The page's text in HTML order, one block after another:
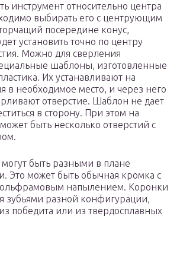
инструмент относительно центра
выбирать его с центрующим
посередине конус,
установить точно по центру
Можно для сверления
шаблоны, изготовленные
Их устанавливают на
в необходимое место, и через него
отверстие. Шаблон не дает
в сторону. При этом на
быть несколько отверстий с
могут быть разными в плане
Это может быть обычная кромка с
напылением. Коронки
зубьями разной конфигурации,
победита или из твердосплавных